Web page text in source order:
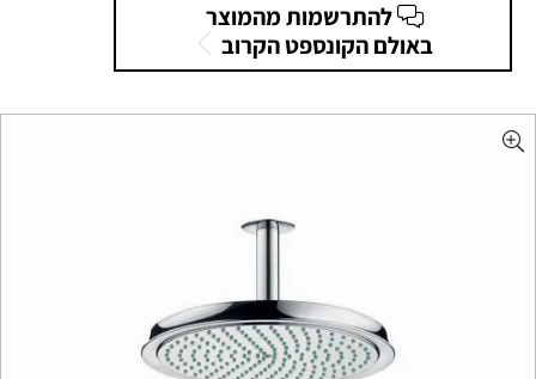
להתרשמות מהמוצר
באולם הקונספט הקרוב